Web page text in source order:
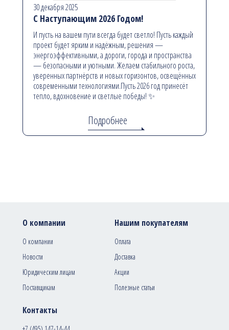
30 декабря 2025
С Наступающим 2026 Годом!
И пусть на вашем пути всегда будет светло! Пусть каждый
проект будет ярким и надёжным, решения —
энергоэффективными, а дороги, города и пространства
— безопасными и уютными. Желаем стабильного роста,
уверенных партнёрств и новых горизонтов, освещённых
современными технологиями.Пусть 2026 год принесёт
тепло, вдохновение и светлые победы! ✨
Подробнее
Контакты
О компании
О компании
Новости
Юридическим лицам
Поставщикам
Нашим покупателям
Оплата
Доставка
Акции
Полезные статьи